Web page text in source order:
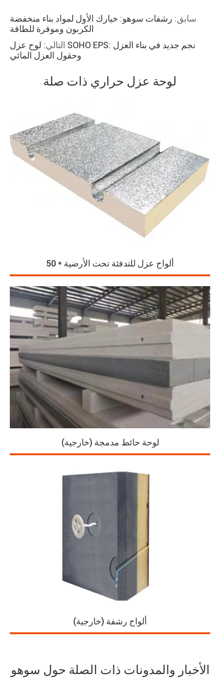
سابق: رشفات سوهو: خيارك الأول لمواد بناء منخفضة
الكربون وموفرة للطاقة
التالي: لوح عزل SOHO EPS: نجم جديد في بناء العزل
وحقول العزل المائي
لوحة عزل حراري ذات صلة
50 * ألواح عزل للتدفئة تحت الأرضية
لوحة حائط مدمجة (خارجية)
ألواح رشفة (خارجية)
الأخبار والمدونات ذات الصلة حول سوهو